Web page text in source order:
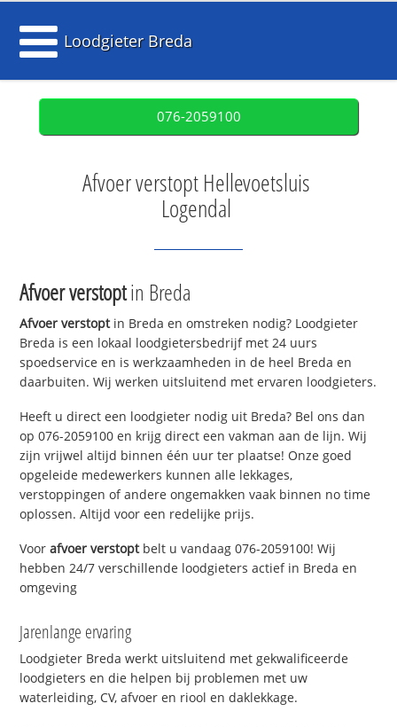
Loodgieter Breda
076-2059100
Afvoer verstopt Hellevoetsluis
Logendal
Afvoer verstoptin Breda
Afvoer verstoptin Breda en omstreken nodig? Loodgieter
Breda is een lokaal loodgietersbedrijf met 24 uurs
spoedservice en is werkzaamheden in de heel Breda en
daarbuiten. Wij werken uitsluitend met ervaren loodgieters.
Heeft u direct een loodgieter nodig uit Breda? Bel ons dan
op 076-2059100 en krijg direct een vakman aan de lijn. Wij
zijn vrijwel altijd binnen één uur ter plaatse! Onze goed
opgeleide medewerkers kunnen alle lekkages,
verstoppingen of andere ongemakken vaak binnen no time
oplossen. Altijd voor een redelijke prijs.
Voorafvoer verstoptbelt u vandaag 076-2059100! Wij
hebben 24/7 verschillende loodgieters actief in Breda en
omgeving
Jarenlange ervaring
Loodgieter Breda werkt uitsluitend met gekwalificeerde
loodgieters en die helpen bij problemen met uw
waterleiding, CV, afvoer en riool en daklekkage.